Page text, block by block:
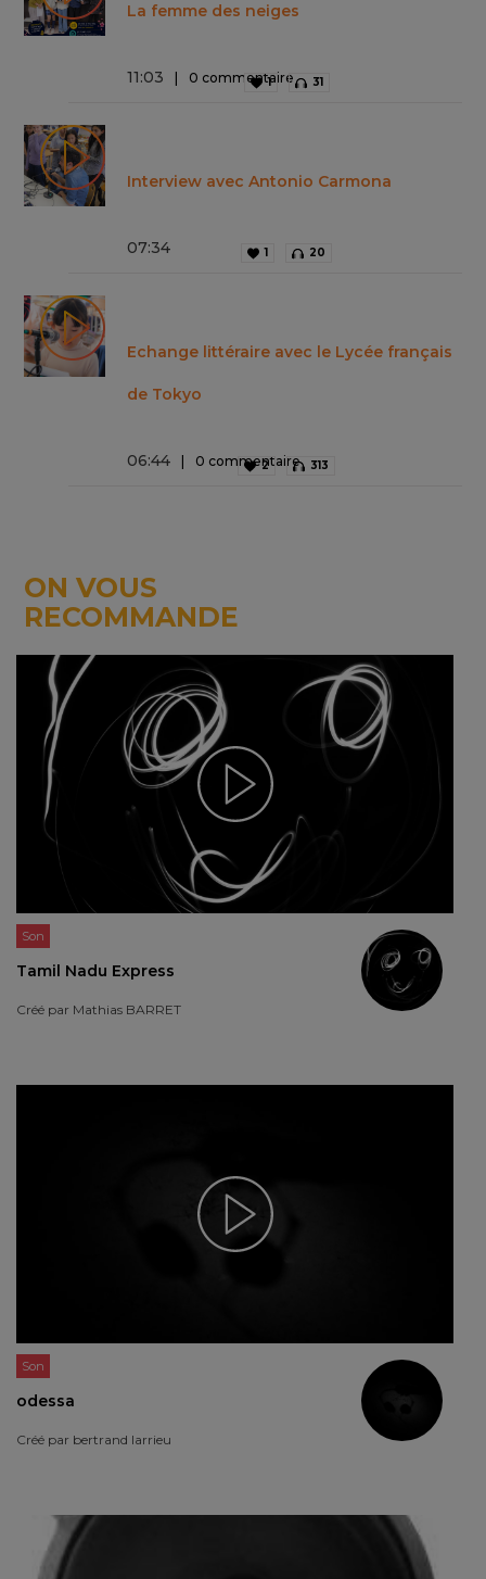
La femme des neiges
11:03 0 commentaire
1 31
Interview avec Antonio Carmona
07:34 1 20
Echange littéraire avec le Lycée français
de Tokyo
06:44 0 commentaire
2 313
ON VOUS
RECOMMANDE
Son
Tamil Nadu Express
Créé par Mathias BARRET
Son
odessa
Créé par bertrand larrieu